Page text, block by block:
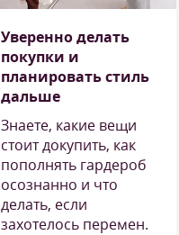
Уверенно делать
покупки и
планировать стиль
дальше
Знаете, какие вещи
стоит докупить, как
пополнять гардероб
осознанно и что
делать, если
захотелось перемен.